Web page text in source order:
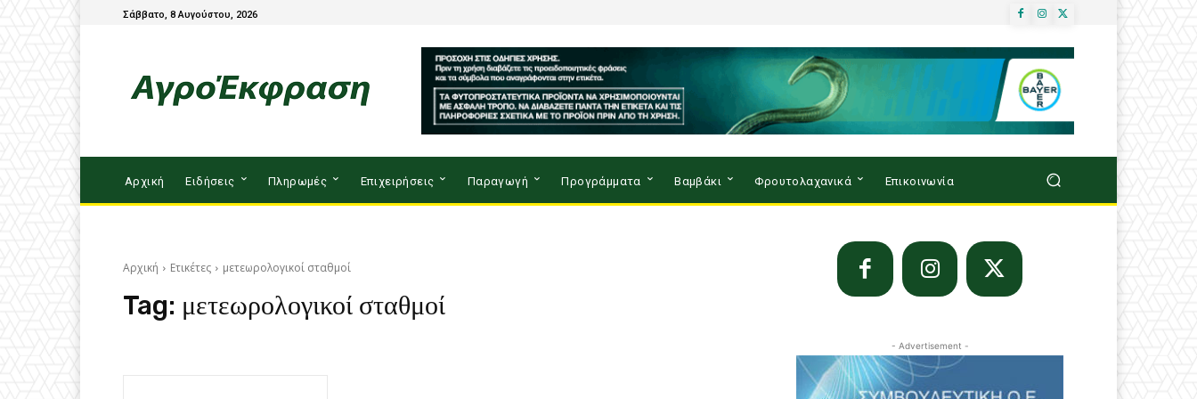
Σάββατο, 8 Αυγούστου, 2026
Αρχική Ειδήσεις Πληρωμές Επιχειρήσεις Παραγωγή Προγράμματα Βαμβάκι Φρουτολαχανικά Επικοινωνία
Αρχική Ετικέτες μετεωρολογικοί σταθμοί
Tag: μετεωρολογικοί σταθμοί
- Advertisement -